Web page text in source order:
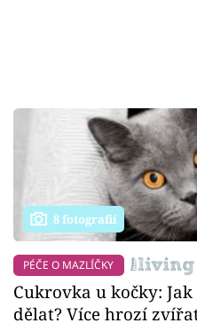
8 fotografií
PÉČE O MAZLÍČKY
Cukrovka u kočky:
dělat? Více hrozí